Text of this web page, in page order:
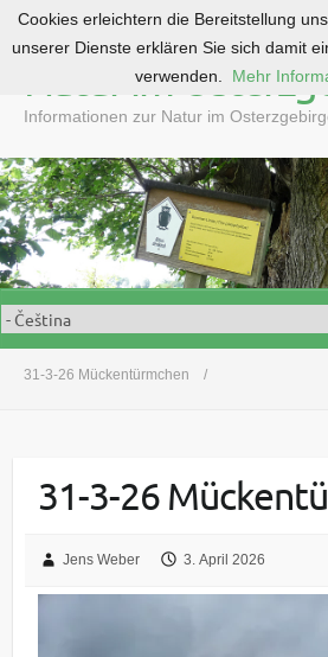
o
c
o
n
t
e
n
Natur im
Informationen zur Natur im
31-3-26 Mückentürmchen
31-3-26
Jens Weber 3. April 2026
Cookies erleichtern die Bereitstellung
unserer Dienste erklären Sie sich damit
verwenden.
Mehr